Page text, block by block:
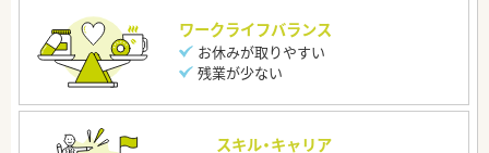
ワークライフバランス
お休みが取りやすい
残業が少ない
スキル・キャリア